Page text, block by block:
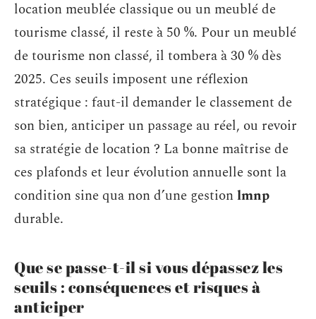
location meublée classique ou un meublé de
tourisme classé, il reste à 50 %. Pour un meublé
de tourisme non classé, il tombera à 30 % dès
2025. Ces seuils imposent une réflexion
stratégique : faut-il demander le classement de
son bien, anticiper un passage au réel, ou revoir
sa stratégie de location ? La bonne maîtrise de
ces plafonds et leur évolution annuelle sont la
condition sine qua non d’une gestionlmnp
durable.
Que se passe-t-il si vous dépassez les
seuils : conséquences et risques à
anticiper